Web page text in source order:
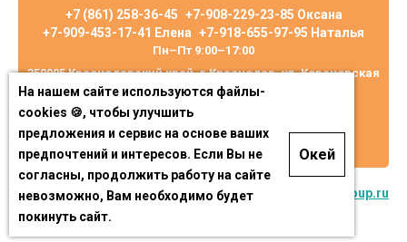
+7 (861) 258-36-45 +7-908-229-23-85 Оксана
+7-909-453-17-41 Елена +7-918-655-97-95 Наталья
Пн–Пт 9:00–17:00
350005 Краснодарский край, г.Краснодар, ул. Кореновская
10/2, оф. 7
© 2015-2024 Megagroup.ru
На нашем сайте используются файлы-
cookies 🍪, чтобы улучшить
предложения и сервис на основе ваших
предпочтений и интересов. Если Вы не
согласны, продолжить работу на сайте
невозможно, Вам необходимо будет
покинуть сайт.
Окей